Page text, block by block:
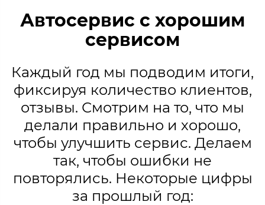
Автосервис с хорошим
сервисом
Каждый год мы подводим итоги,
фиксируя количество клиентов,
отзывы. Смотрим на то, что мы
делали правильно и хорошо,
чтобы улучшить сервис. Делаем
так, чтобы ошибки не
повторялись. Некоторые цифры
за прошлый год: